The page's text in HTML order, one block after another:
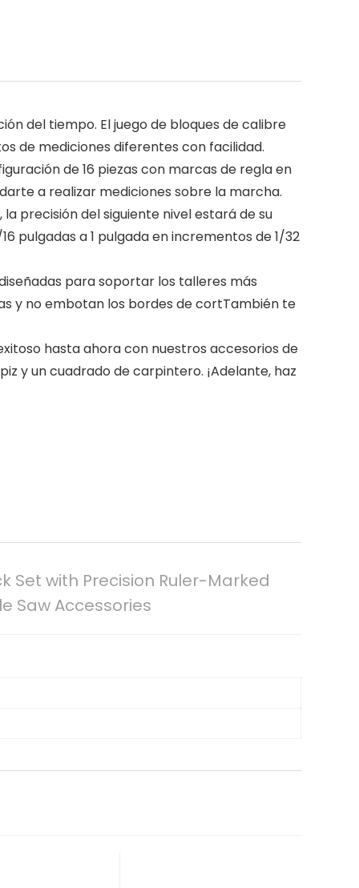
del tiempo. El juego de bloques de calibre
de mediciones diferentes con facilidad.
de 16 piezas con marcas de regla en
a realizar mediciones sobre la marcha.
precisión del siguiente nivel estará de su
pulgadas a 1 pulgada en incrementos de 1/32
para soportar los talleres más
y no embotan los bordes de cortTambién te
hasta ahora con nuestros accesorios de
y un cuadrado de carpintero. ¡Adelante, haz
Set with Precision Ruler-Marked
Saw Accessories